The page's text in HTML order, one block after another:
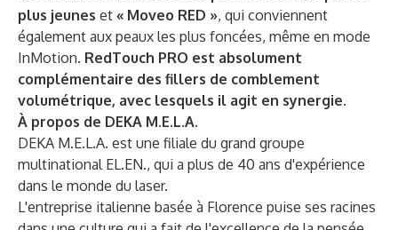
plus jeunes et « Moveo RED », qui conviennent
également aux peaux les plus foncées, même en mode
InMotion. RedTouch PRO est absolument
complémentaire des fillers de comblement
volumétrique, avec lesquels il agit en synergie.
À propos de DEKA M.E.L.A.
DEKA M.E.L.A. est une filiale du grand groupe
multinational EL.EN., qui a plus de 40 ans d'expérience
dans le monde du laser.
L'entreprise italienne basée à Florence puise ses racines